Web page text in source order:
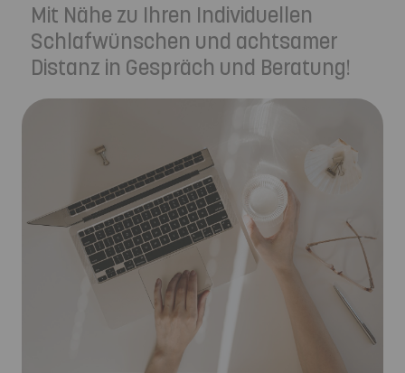
Mit Nähe zu Ihren Individuellen
Schlafwünschen und achtsamer
Distanz in Gespräch und Beratung!